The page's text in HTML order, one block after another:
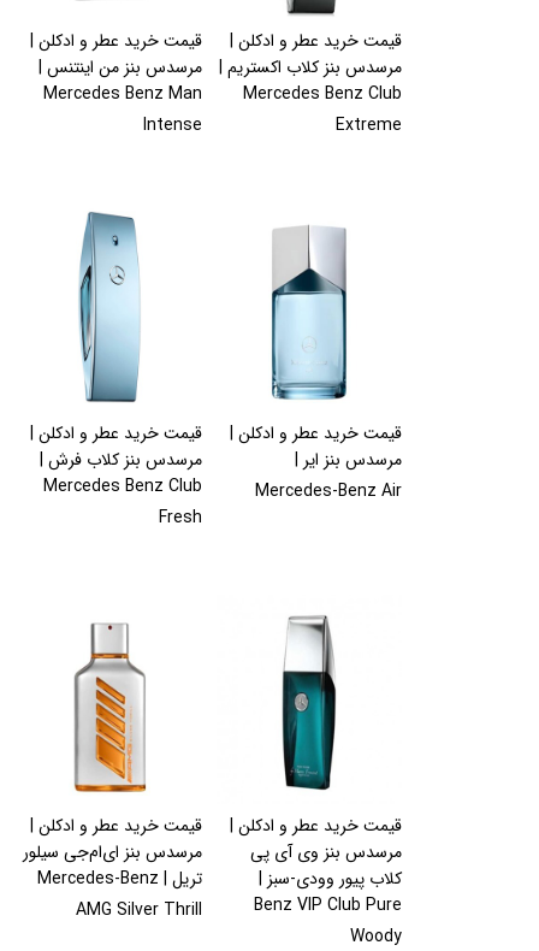
قیمت خرید عطر و ادکلن |
مرسدس بنز وی آی پی
کلاب پیور وودی-سبز |
Benz VIP Club Pure
Woody
قیمت خرید عطر و ادکلن |
مرسدس بنز ای‌ام‌جی سیلور
تریل | Mercedes-Benz
AMG Silver Thrill
قیمت خرید عطر و ادکلن |
مرسدس بنز ایر |
Mercedes-Benz Air
قیمت خرید عطر و ادکلن |
مرسدس بنز کلاب فرش |
Mercedes Benz Club
Fresh
قیمت خرید عطر و ادکلن |
مرسدس بنز کلاب اکستریم |
Mercedes Benz Club
Extreme
قیمت خرید عطر و ادکلن |
مرسدس بنز من اینتنس |
Mercedes Benz Man
Intense